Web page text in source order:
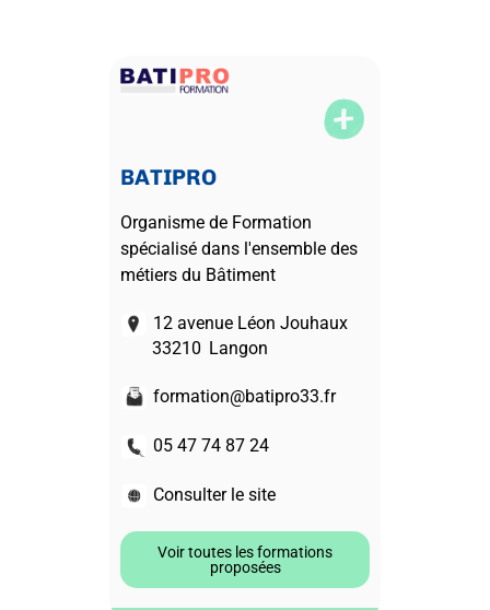
BATIPRO
Organisme de Formation
spécialisé dans l'ensemble des
métiers du Bâtiment
12 avenue Léon Jouhaux
33210 Langon
formation@batipro33.fr
05 47 74 87 24
Consulter le site
Voir toutes les formations
proposées